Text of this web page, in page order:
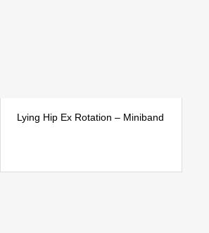
Lying Hip Ex Rotation – Miniband